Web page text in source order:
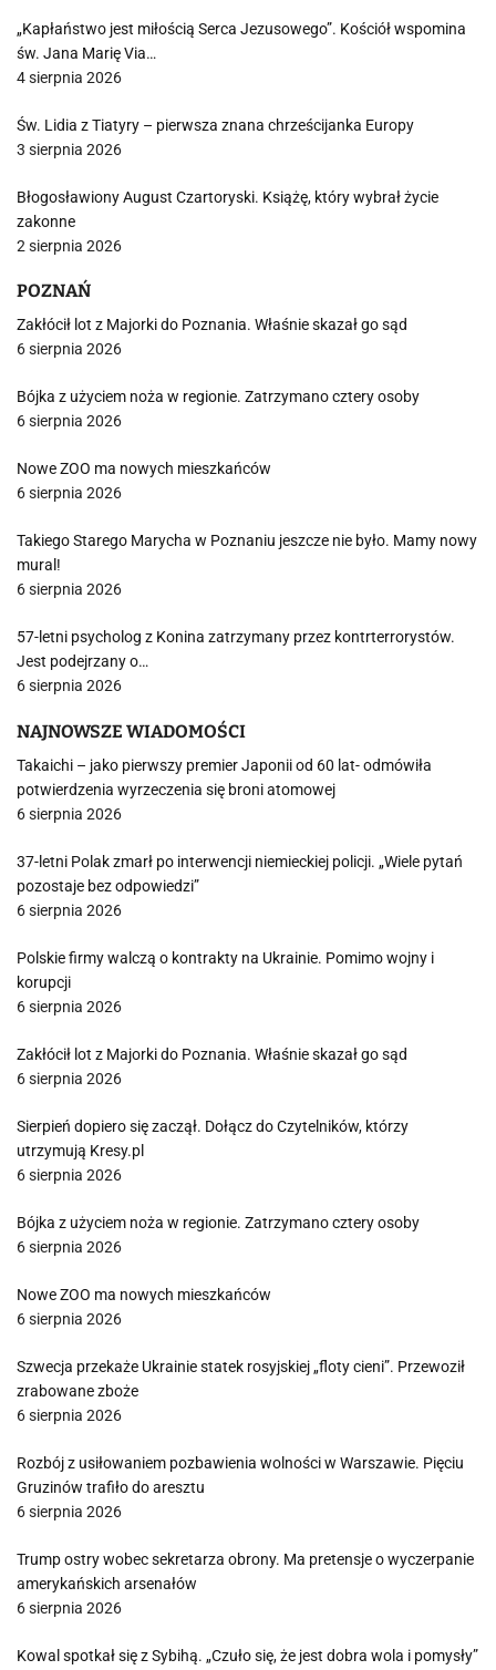
„Kapłaństwo jest miłością Serca Jezusowego”. Kościół wspomina
św. Jana Marię Via…
4 sierpnia 2026
Św. Lidia z Tiatyry – pierwsza znana chrześcijanka Europy
3 sierpnia 2026
Błogosławiony August Czartoryski. Książę, który wybrał życie
zakonne
2 sierpnia 2026
POZNAŃ
Zakłócił lot z Majorki do Poznania. Właśnie skazał go sąd
6 sierpnia 2026
Bójka z użyciem noża w regionie. Zatrzymano cztery osoby
6 sierpnia 2026
Nowe ZOO ma nowych mieszkańców
6 sierpnia 2026
Takiego Starego Marycha w Poznaniu jeszcze nie było. Mamy nowy
mural!
6 sierpnia 2026
57-letni psycholog z Konina zatrzymany przez kontrterrorystów.
Jest podejrzany o…
6 sierpnia 2026
NAJNOWSZE WIADOMOŚCI
Takaichi – jako pierwszy premier Japonii od 60 lat- odmówiła
potwierdzenia wyrzeczenia się broni atomowej
6 sierpnia 2026
37-letni Polak zmarł po interwencji niemieckiej policji. „Wiele pytań
pozostaje bez odpowiedzi”
6 sierpnia 2026
Polskie firmy walczą o kontrakty na Ukrainie. Pomimo wojny i
korupcji
6 sierpnia 2026
Zakłócił lot z Majorki do Poznania. Właśnie skazał go sąd
6 sierpnia 2026
Sierpień dopiero się zaczął. Dołącz do Czytelników, którzy
utrzymują Kresy.pl
6 sierpnia 2026
Bójka z użyciem noża w regionie. Zatrzymano cztery osoby
6 sierpnia 2026
Nowe ZOO ma nowych mieszkańców
6 sierpnia 2026
Szwecja przekaże Ukrainie statek rosyjskiej „floty cieni”. Przewoził
zrabowane zboże
6 sierpnia 2026
Rozbój z usiłowaniem pozbawienia wolności w Warszawie. Pięciu
Gruzinów trafiło do aresztu
6 sierpnia 2026
Trump ostry wobec sekretarza obrony. Ma pretensje o wyczerpanie
amerykańskich arsenałów
6 sierpnia 2026
Kowal spotkał się z Sybihą. „Czuło się, że jest dobra wola i pomysły”